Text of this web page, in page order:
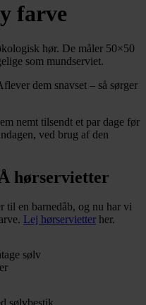
farve
hør. De måler 50×50
som mundserviet.
dem snavset – så sørger
nemt tilsendt et par dage før
ved brug af den
hørservietter
til en barnedåb, og nu har vi
Lej hørservietter her.